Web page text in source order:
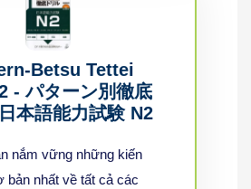
Betsu Tettei
- パターン別徹底
本語能力試験 N2
nắm vững những kiến
bản nhất về tất cả các